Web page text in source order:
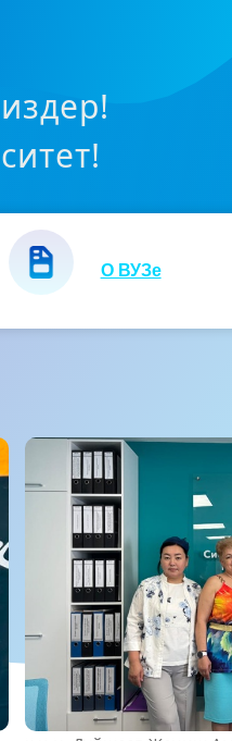
О ВУЗе